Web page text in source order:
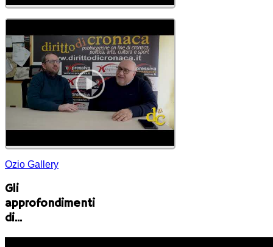
Ozio Gallery
Gli
approfondimenti
di...